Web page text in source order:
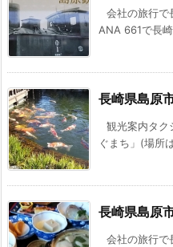
会社の旅行で
ANA 661で長
長崎県島原
観光案内タク
ぐまち」(場所
長崎県島原
会社の旅行で